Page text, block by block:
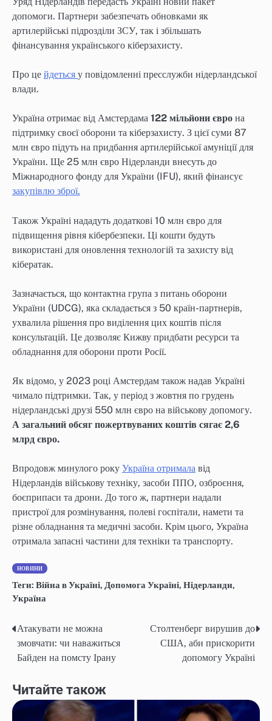
допомоги. Партнери забезпечать обновками як
артилерійські підрозділи ЗСУ, так і збільшать
фінансування українського кіберзахисту.
Про це йдеться у повідомленні пресслужби нідерландської
влади.
Україна отримає від Амстердама 122 мільйони євро на
підтримку своєї оборони та кіберзахисту. З цієї суми 87
млн євро підуть на придбання артилерійської амуніції для
України. Ще 25 млн євро Нідерланди внесуть до
Міжнародного фонду для України (IFU), який фінансує
закупівлю зброї.
Також Україні нададуть додаткові 10 млн євро для
підвищення рівня кібербезпеки. Ці кошти будуть
використані для оновлення технологій та захисту від
кібератак.
Зазначається, що контактна група з питань оборони
України (UDCG), яка складається з 50 країн-партнерів,
ухвалила рішення про виділення цих коштів після
консультацій. Це дозволяє Кижву придбати ресурси та
обладнання для оборони проти Росії.
Як відомо, у 2023 році Амстердам також надав Україні
чимало підтримки. Так, у період з жовтня по грудень
нідерландські друзі 550 млн євро на військову допомогу.
А загальний обсяг пожертвуваних коштів сягає 2,6
млрд євро.
Впродовж минулого року Україна отримала від
Нідерландів військову техніку, засоби ППО, озброєння,
боєприпаси та дрони. До того ж, партнери надали
пристрої для розмінування, полеві госпітали, намети та
різне обладнання та медичні засоби. Крім цього, Україна
отримала запасні частини для техніки та транспорту.
НОВИНИ
Теги: Війна в Україні, Допомога Україні, Нідерланди,
Україна
Навігація
записів
Атакувати не можна
змовчати: чи наважиться
Байден на помсту Ірану
Столтенберг вирушив до
США, аби прискорити
допомогу Україні
Читайте також